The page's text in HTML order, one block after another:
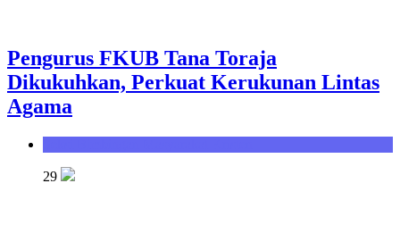
Pengurus FKUB Tana Toraja
Dikukuhkan, Perkuat Kerukunan Lintas
Agama
29